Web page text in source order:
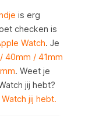
is erg
checken is
Watch. Je
40mm / 41mm
. Weet je
jij hebt?
jij hebt.